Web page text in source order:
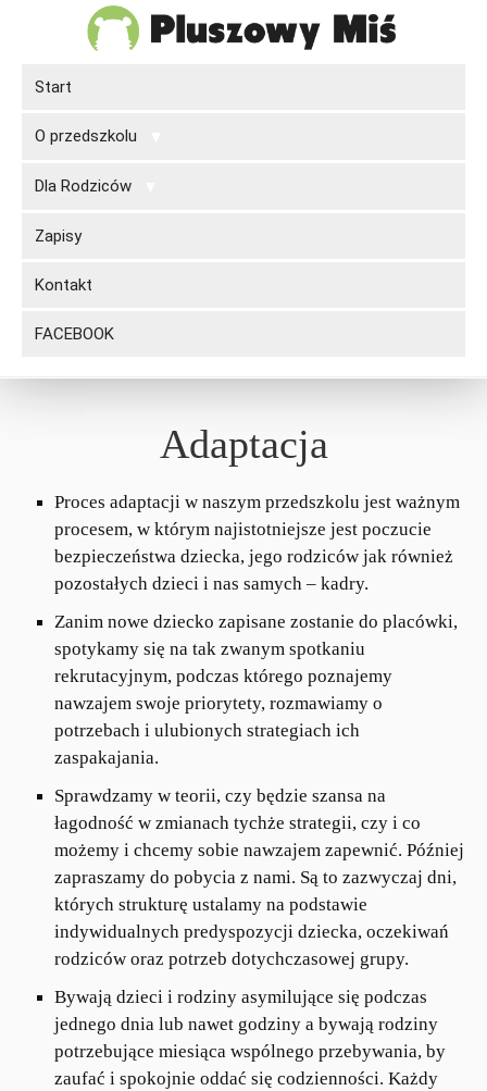
Start
O przedszkolu
Dla Rodziców
Zapisy
Kontakt
FACEBOOK
Adaptacja
Proces adaptacji w naszym przedszkolu jest ważnym
procesem, w którym najistotniejsze jest poczucie
bezpieczeństwa dziecka, jego rodziców jak również
pozostałych dzieci i nas samych – kadry.
Zanim nowe dziecko zapisane zostanie do placówki,
spotykamy się na tak zwanym spotkaniu
rekrutacyjnym, podczas którego poznajemy
nawzajem swoje priorytety, rozmawiamy o
potrzebach i ulubionych strategiach ich
zaspakajania.
Sprawdzamy w teorii, czy będzie szansa na
łagodność w zmianach tychże strategii, czy i co
możemy i chcemy sobie nawzajem zapewnić. Później
zapraszamy do pobycia z nami. Są to zazwyczaj dni,
których strukturę ustalamy na podstawie
indywidualnych predyspozycji dziecka, oczekiwań
rodziców oraz potrzeb dotychczasowej grupy.
Bywają dzieci i rodziny asymilujące się podczas
jednego dnia lub nawet godziny a bywają rodziny
potrzebujące miesiąca wspólnego przebywania, by
zaufać i spokojnie oddać się codzienności. Każdy